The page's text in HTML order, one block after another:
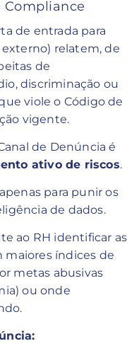
Compliance
de entrada para
relatem, de
de
discriminação ou
viole o Código de
vigente.
de Denúncia é
ativo de riscos.
para punir os
de dados.
ao RH identificar as
maiores índices de
metas abusivas
ou onde